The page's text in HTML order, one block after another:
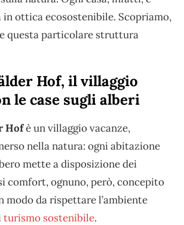
ottica ecosostenibile. Scopriamo,
questa particolare struttura
Hof, il villaggio
le case sugli alberi
Hofè un villaggio vacanze,
nella natura: ogni abitazione
mette a disposizione dei
comfort, ognuno, però, concepito
modo da rispettare l’ambiente
turismo sostenibile.